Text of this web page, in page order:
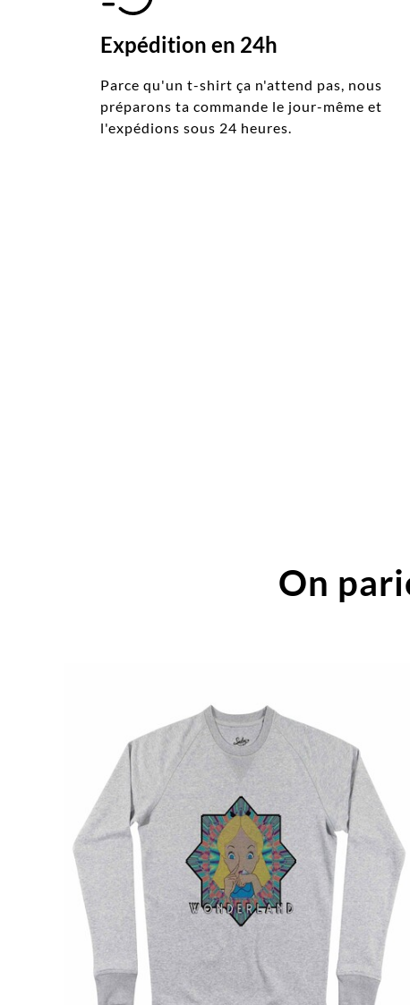
Expédition en 24h
Parce qu'un t-shirt ça n'attend pas, nous
préparons ta commande le jour-même et
l'expédions sous 24 heures.
On